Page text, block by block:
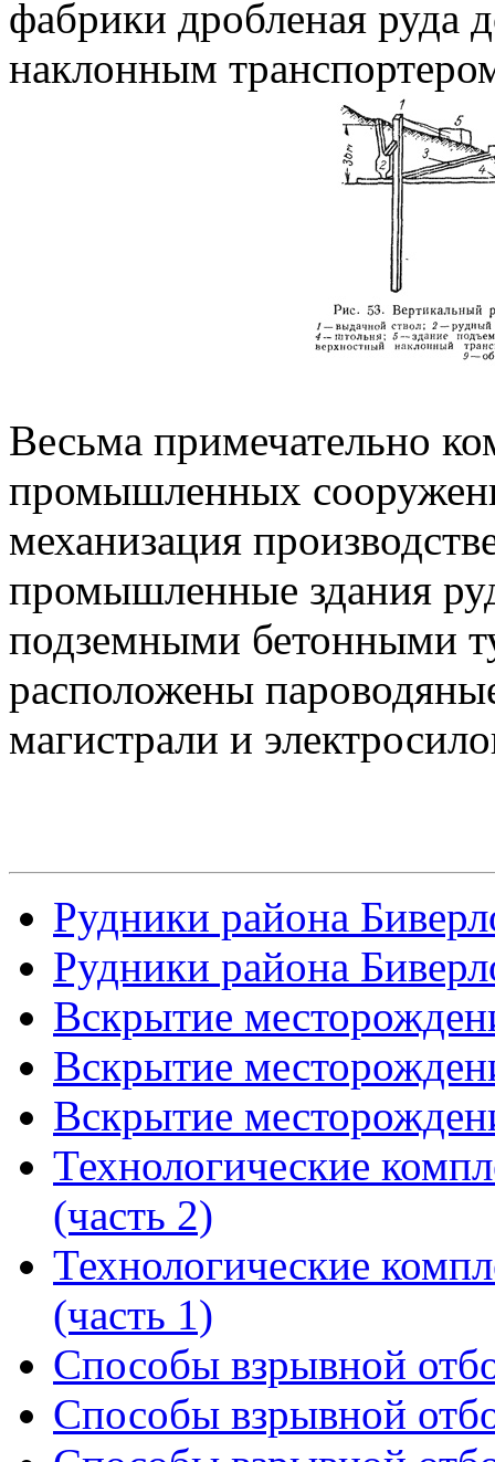
фабрики дробленая руда
наклонным
Весьма примечательно
промышленных
механизация
промышленные здания
подземными бетонными
расположены
магистрали и
Рудники района
Рудники района
Вскрытие
Вскрытие
Вскрытие
Технологические
(часть 2)
Технологические
(часть 1)
Способы взрывной
Способы взрывной